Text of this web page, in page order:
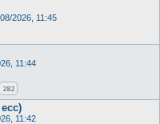
2026, 11:45
11:44
282
11:42